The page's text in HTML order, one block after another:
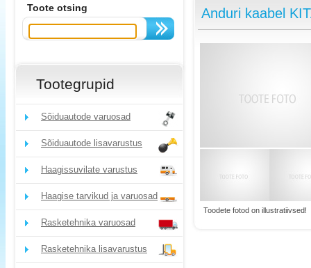
Toote otsing
Tootegrupid
Sõiduautode varuosad
Sõiduautode lisavarustus
Haagissuvilate varustus
Haagise tarvikud ja varuosad
Rasketehnika varuosad
Rasketehnika lisavarustus
Anduri kaabel
Toodete fotod on illustratiivsed!